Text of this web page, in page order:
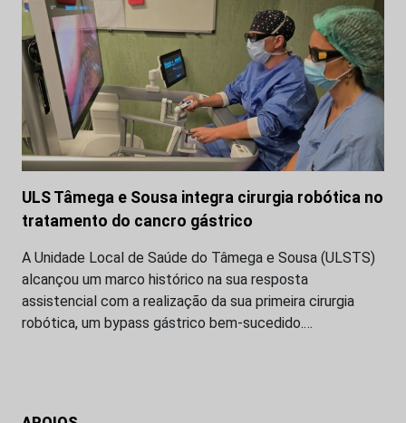
ULS Tâmega e Sousa integra cirurgia robótica no
tratamento do cancro gástrico
A Unidade Local de Saúde do Tâmega e Sousa (ULSTS)
alcançou um marco histórico na sua resposta
assistencial com a realização da sua primeira cirurgia
robótica, um bypass gástrico bem-sucedido.…